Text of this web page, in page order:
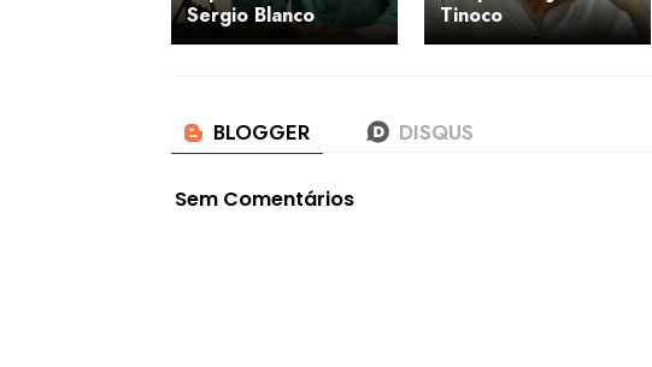
Sergio Blanco
Tinoco
Sem Comentários